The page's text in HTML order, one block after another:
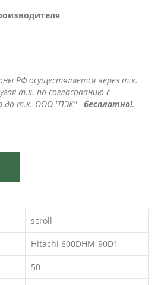
РФ осуществляется через т.к.
т.к. по согласованию с
до т.к. ООО "ПЭК" - бесплатно!.
scroll
Hitachi 600DHM-90D1
50